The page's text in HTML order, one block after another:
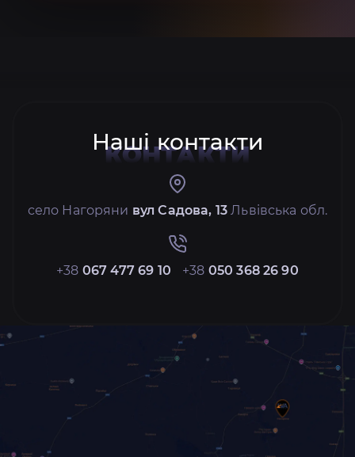
Наші контакти
КОНТАКТИ
село Нагоряни вул Садова, 13 Львівська обл.
+38 067 477 69 10 +38 050 368 26 90